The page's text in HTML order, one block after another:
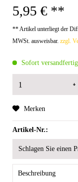
5,95 € **
** Artikel unterliegt der
MWSt. ausweisbar. zzgl.
Sofort
Merken
Artikel-Nr.:
Schlagen Sie einen
Beschreibung